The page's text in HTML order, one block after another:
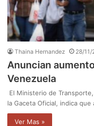
Thaina Hernandez 28/
Anuncian
Venezuela
El Ministerio de
la Gaceta Oficial, indica
Ver Mas »